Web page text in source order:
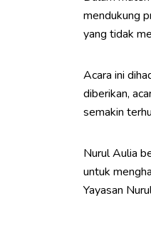
mendukung
yang tidak
Acara ini
diberikan,
semakin
Nurul Aulia
untuk
Yayasan